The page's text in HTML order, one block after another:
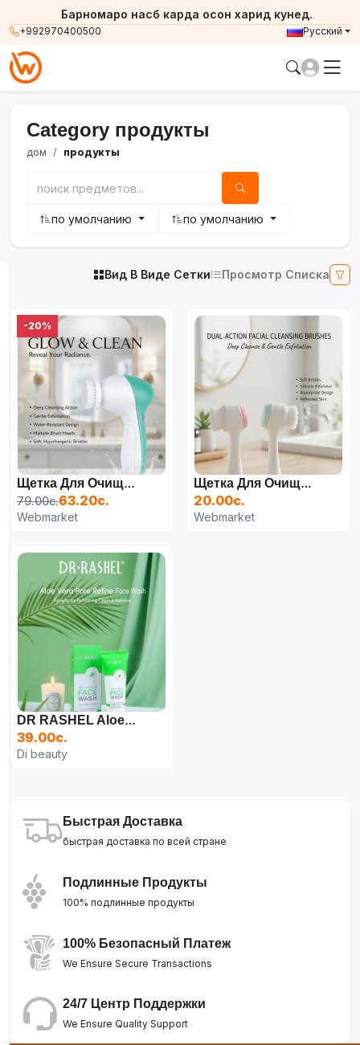
+992970400500
Барномаро насб карда осон харид кунед.
Русский
Category продукты
дом продукты
по умолчанию по умолчанию
Вид В Виде Сетки Просмотр Списка
-20%
Щетка Для Очищения Лица
79.00с.63.20с.
Webmarket
Щетка Для Очищения Лица
20.00с.
Webmarket
DR RASHEL Aloe Vera Pore Refine Средство Для Умывания Лица, 100 Г
39.00с.
Di beauty
Быстрая Доставка
быстрая доставка по всей стране
Подлинные Продукты
100% подлинные продукты
100% Безопасный Платеж
We Ensure Secure Transactions
24/7 Центр Поддержки
We Ensure Quality Support